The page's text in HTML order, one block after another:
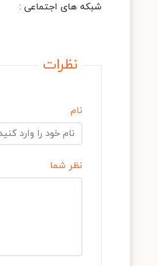
شبکه های اجتماعی :
نظرات
نام
نظر شما